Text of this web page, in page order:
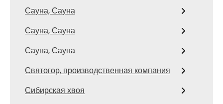
Сауна, Сауна
Сауна, Сауна
Сауна, Сауна
Святогор, производственная компания
Сибирская хвоя